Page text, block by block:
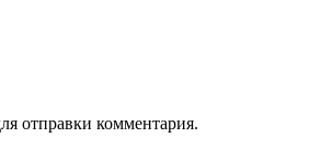
отправки комментария.